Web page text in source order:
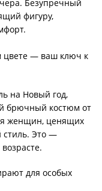
Безупречный
фигуру,
— ваш ключ к
на Новый год,
брючный костюм от
женщин, ценящих
стиль. Это —
для особых